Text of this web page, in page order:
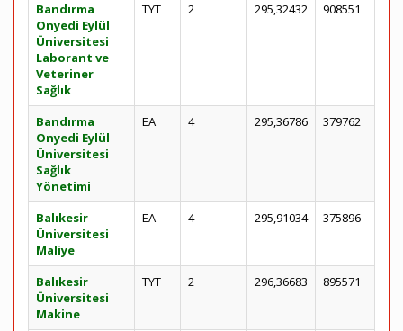
Bandırma
Onyedi Eylül
Üniversitesi
Laborant ve
Veteriner
Sağlık
TYT 2 295,32432 908551
Bandırma
Onyedi Eylül
Üniversitesi
Sağlık
Yönetimi
EA 4 295,36786 379762
Balıkesir
Üniversitesi
Maliye
EA 4 295,91034 375896
Balıkesir
Üniversitesi
Makine
TYT 2 296,36683 895571